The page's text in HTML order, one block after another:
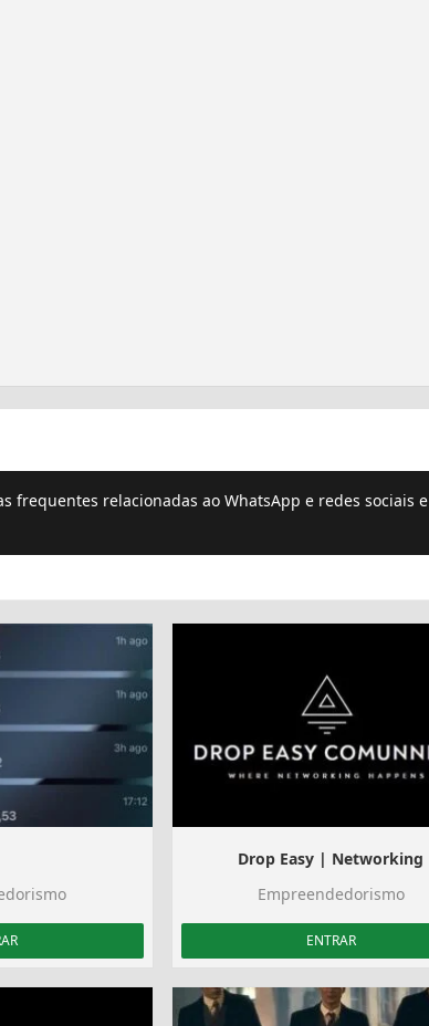
frequentes relacionadas ao WhatsApp e redes sociais e
Drop Easy | Networking
Empreendedorismo
ENTRAR